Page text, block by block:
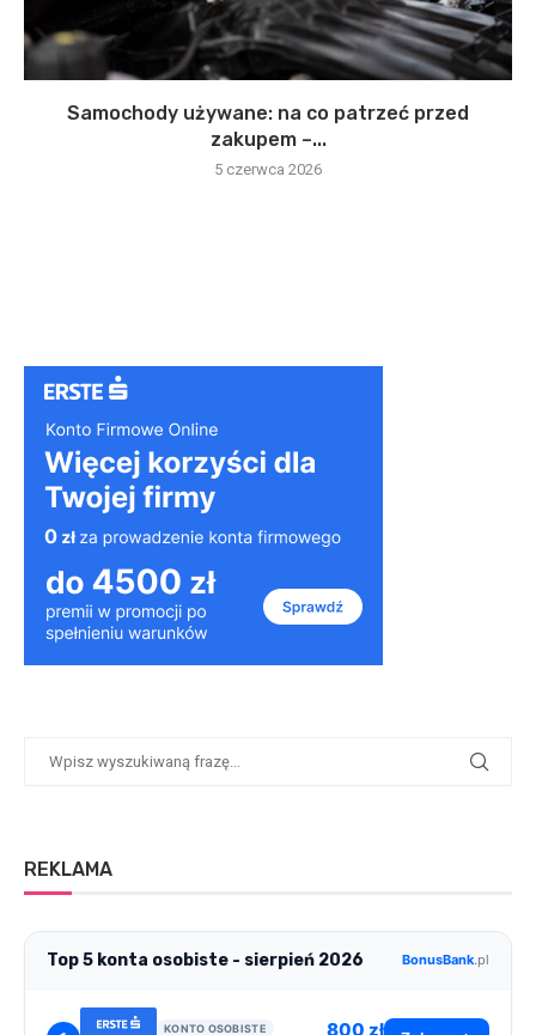
Samochody używane: na co patrzeć przed
zakupem –...
5 czerwca 2026
REKLAMA
Top 5 konta osobiste - sierpień 2026 BonusBank.pl
KONTO OSOBISTE 800 zł